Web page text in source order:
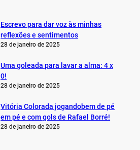
Escrevo para dar voz às minhas
reflexões e sentimentos
28 de janeiro de 2025
Uma goleada para lavar a alma: 4 x
0!
28 de janeiro de 2025
Vitória Colorada jogandobem de pé
em pé e com gols de Rafael Borré!
28 de janeiro de 2025